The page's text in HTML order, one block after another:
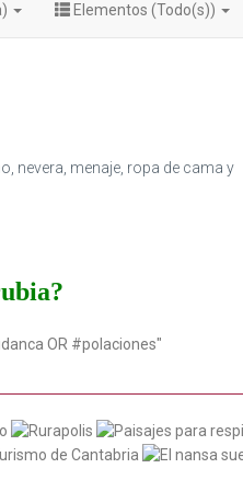
Elementos (Todo(s))
nevera, menaje, ropa de cama y
OR #polaciones"